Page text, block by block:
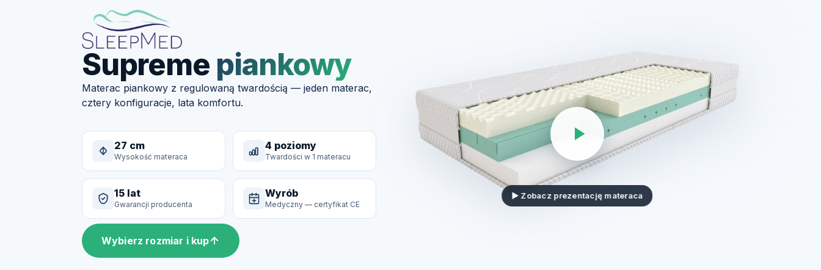
Supreme piankowy
Materac piankowy z regulowaną twardością — jeden materac,
cztery konfiguracje, lata komfortu.
27 cm
Wysokość materaca
4 poziomy
Twardości w 1 materacu
15 lat
Gwarancji producenta
Wyrób
Medyczny — certyfikat CE
Wybierz rozmiar i kup
▶ Zobacz prezentację materaca